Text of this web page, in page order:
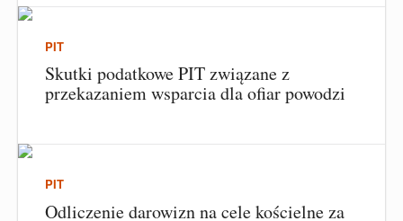
PIT
Skutki podatkowe PIT związane z
przekazaniem wsparcia dla ofiar powodzi
PIT
Odliczenie darowizn na cele kościelne za